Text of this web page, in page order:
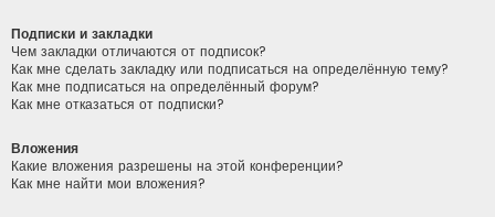
Подписки и закладки
Чем закладки отличаются от подписок?
Как мне сделать закладку или подписаться на определённую тему?
Как мне подписаться на определённый форум?
Как мне отказаться от подписки?
Вложения
Какие вложения разрешены на этой конференции?
Как мне найти мои вложения?